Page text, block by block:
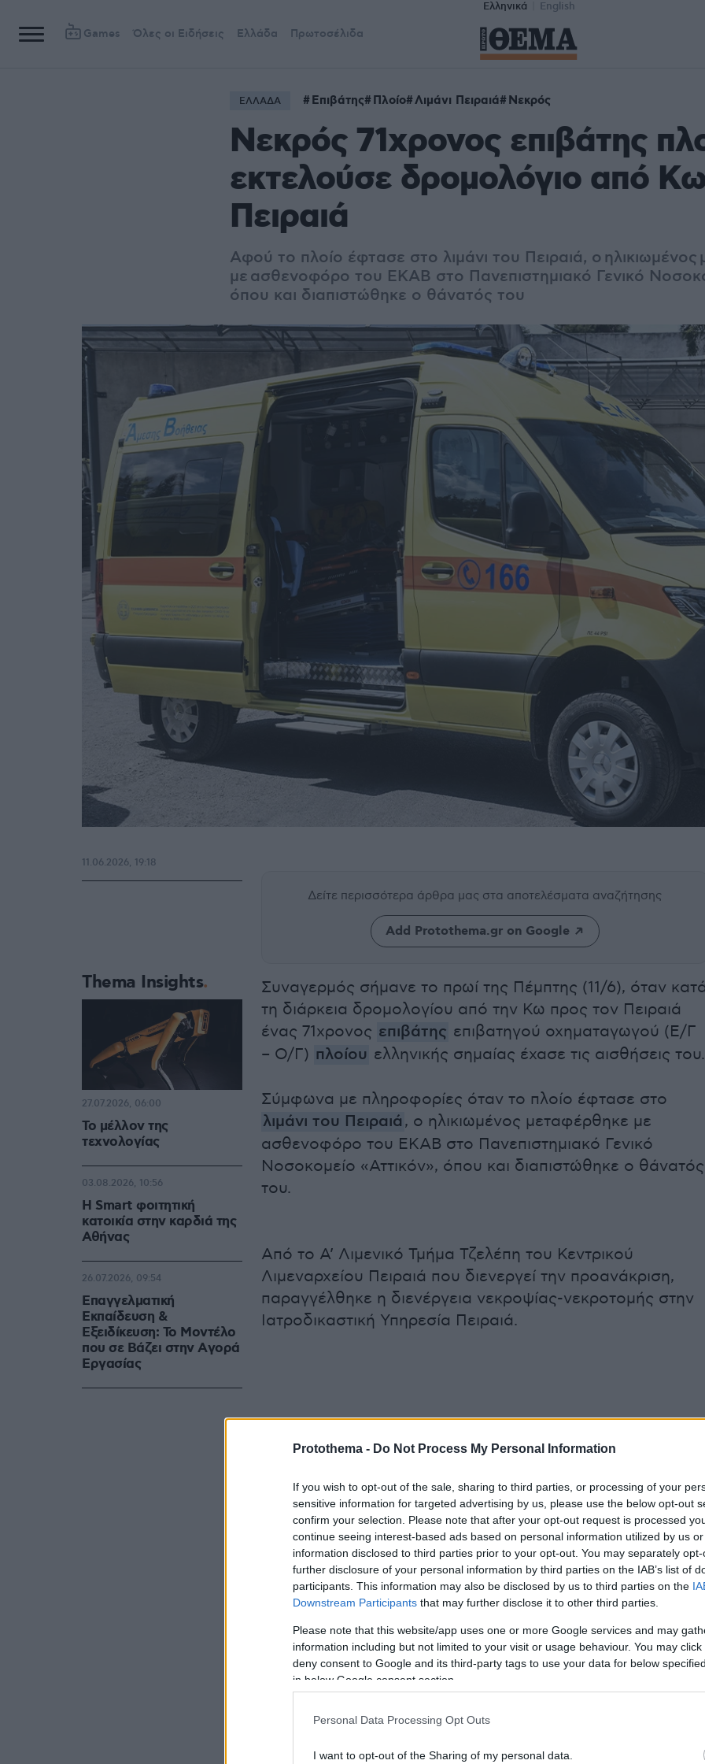
Protothema - Do Not Process My Personal Information
If you wish to opt-out of the sale, sharing to third parties, or processing of your
sensitive information for targeted advertising by us, please use the below opt-out
confirm your selection. Please note that after your opt-out request is processed
continue seeing interest-based ads based on personal information utilized by us
information disclosed to third parties prior to your opt-out. You may separately
further disclosure of your personal information by third parties on the IAB’s list of
participants. This information may also be disclosed by us to third parties on the
Downstream Participants that may further disclose it to other third parties.
Please note that this website/app uses one or more Google services and may
information including but not limited to your visit or usage behaviour. You may
deny consent to Google and its third-party tags to use your data for below
in below Google consent section.
Personal Data Processing Opt Outs
I want to opt-out of the Sharing of my personal data.
Ελληνικά English
Games Όλες οι Ειδήσεις Ελλάδα Πρωτοσέλιδα
ΕΛΛΑΔΑ Επιβάτης Πλοίο Λιμάνι Πειραιά Νεκρός
Νεκρός 71χρονος επιβάτης
εκτελούσε δρομολόγιο από
Πειραιά
Αφού το πλοίο έφτασε στο λιμάνι του Πειραιά, ο
με ασθενοφόρο του ΕΚΑΒ στο Πανεπιστημιακό Γενικό
όπου και διαπιστώθηκε ο θάνατός του
Δείτε περισσότερα άρθρα μας στα αποτελέσματα αναζήτησης
Add Protothema.gr on Google
Συναγερμός σήμανε το πρωί της Πέμπτης (11/6), όταν
τη διάρκεια δρομολογίου από την Κω προς τον Πειραιά
ένας 71χρονος επιβάτης επιβατηγού οχηματαγωγού (Ε/Γ
– Ο/Γ) πλοίου ελληνικής σημαίας έχασε τις αισθήσεις του.
Σύμφωνα με πληροφορίες όταν το πλοίο έφτασε στο
λιμάνι του Πειραιά , ο ηλικιωμένος μεταφέρθηκε με
ασθενοφόρο του ΕΚΑΒ στο Πανεπιστημιακό Γενικό
Νοσοκομείο «Αττικόν», όπου και διαπιστώθηκε ο θάνατός
του.
Από το Α’ Λιμενικό Τμήμα Τζελέπη του Κεντρικού
Λιμεναρχείου Πειραιά που διενεργεί την προανάκριση,
παραγγέλθηκε η διενέργεια νεκροψίας-νεκροτομής στην
Ιατροδικαστική Υπηρεσία Πειραιά.
11.06.2026, 19:18
Thema Insights
Το μέλλον της
τεχνολογίας
27.07.2026, 06:00
Η Smart φοιτητική
κατοικία στην καρδιά της
Αθήνας
03.08.2026, 10:56
Επαγγελματική
Εκπαίδευση &
Εξειδίκευση: Το Mοντέλο
που σε Bάζει στην Aγορά
Eργασίας
26.07.2026, 09:54